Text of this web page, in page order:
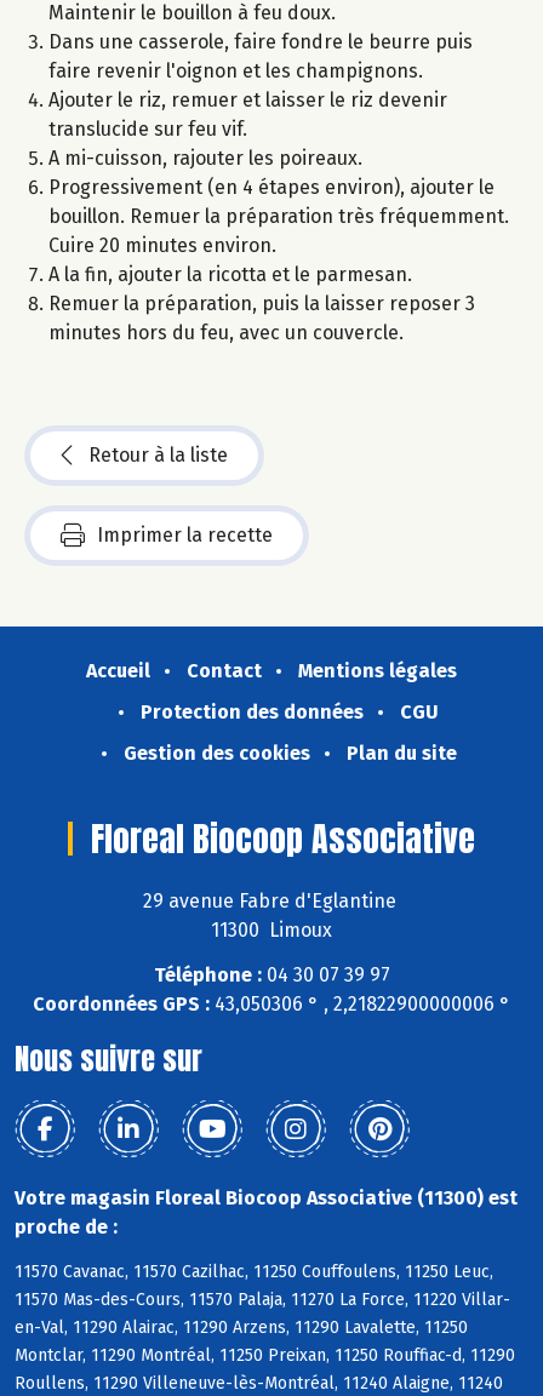
Maintenir le bouillon à feu doux.
Dans une casserole, faire fondre le beurre puis
faire revenir l'oignon et les champignons.
Ajouter le riz, remuer et laisser le riz devenir
translucide sur feu vif.
A mi-cuisson, rajouter les poireaux.
Progressivement (en 4 étapes environ), ajouter le
bouillon. Remuer la préparation très fréquemment.
Cuire 20 minutes environ.
A la fin, ajouter la ricotta et le parmesan.
Remuer la préparation, puis la laisser reposer 3
minutes hors du feu, avec un couvercle.
Retour à la liste
Imprimer la recette
Accueil Contact
Mentions légales
Protection des données
CGU
Gestion des cookies
Plan du site
Floreal Biocoop Associative
29 avenue Fabre d'Eglantine
11300 Limoux
Téléphone :04 30 07 39 97
Coordonnées GPS : 43,050306 ° , 2,21822900000006 °
Nous suivre sur
Votre magasin Floreal Biocoop Associative (11300) est
proche de :
11570 Cavanac, 11570 Cazilhac, 11250 Couffoulens, 11250 Leuc,
11570 Mas-des-Cours, 11570 Palaja, 11270 La Force, 11220 Villar-
en-Val, 11290 Alairac, 11290 Arzens, 11290 Lavalette, 11250
Montclar, 11290 Montréal, 11250 Preixan, 11250 Rouffiac-d, 11290
Roullens, 11290 Villeneuve-lès-Montréal, 11240 Alaigne, 11240